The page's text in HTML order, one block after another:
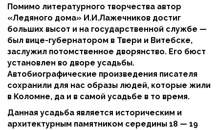
Помимо литературного творчества автор
«Ледяного дома» И.И.Лажечников достиг
больших высот и на государственной службе —
был вице-губернатором в Твери и Витебске,
заслужил потомственное дворянство. Его бюст
установлен во дворе усадьбы.
Автобиографические произведения писателя
сохранили для нас образы людей, которые жили
в Коломне, да и в самой усадьбе в то время.
Данная усадьба является историческим и
архитектурным памятником середины 18 — 19